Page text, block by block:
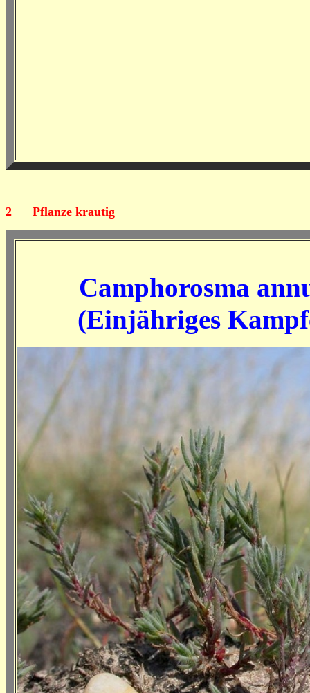
2 Pflanze krautig
Camphorosma
(Einjähriges